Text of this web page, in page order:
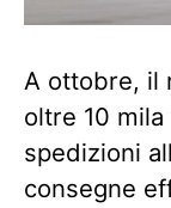
A ottobre, il
oltre 10
spedizioni
consegne